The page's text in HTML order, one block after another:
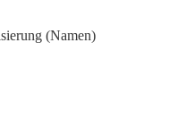
(Namen)